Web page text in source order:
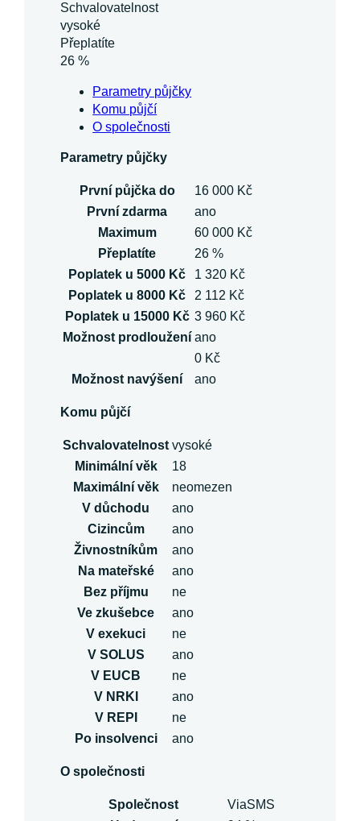
Schvalovatelnost
vysoké
Přeplatíte
26 %
Parametry půjčky
Komu půjčí
O společnosti
Parametry půjčky
První půjčka do
16 000 Kč
První zdarma
ano
Maximum
60 000 Kč
Přeplatíte
26 %
Poplatek u 5000 Kč
1 320 Kč
Poplatek u 8000 Kč
2 112 Kč
Poplatek u 15000 Kč 3 960 Kč
Možnost prodloužení ano
0 Kč
Možnost navýšení
ano
Komu půjčí
Schvalovatelnost vysoké
Minimální věk
18
Maximální věk
neomezen
V důchodu
ano
Cizincům
ano
Živnostníkům
ano
Na mateřské
ano
Bez příjmu
ne
Ve zkušebce
ano
V exekuci
ne
V SOLUS
ano
V EUCB
ne
V NRKI
ano
V REPI
ne
Po insolvenci
ano
O společnosti
Společnost
ViaSMS